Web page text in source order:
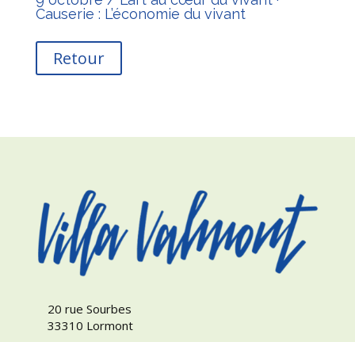
Causerie : L’économie du vivant
Retour
20 rue Sourbes
33310 Lormont